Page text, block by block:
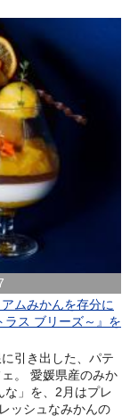
ムみかんを存分に
ラス ブリーズ～』を
引き出した、パテ
。 愛媛県産のみか
な」を、2月はプレ
ッシュなみかんの